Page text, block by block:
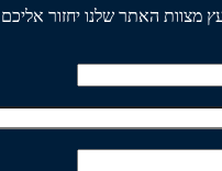
מצוות האתר שלנו יחזור